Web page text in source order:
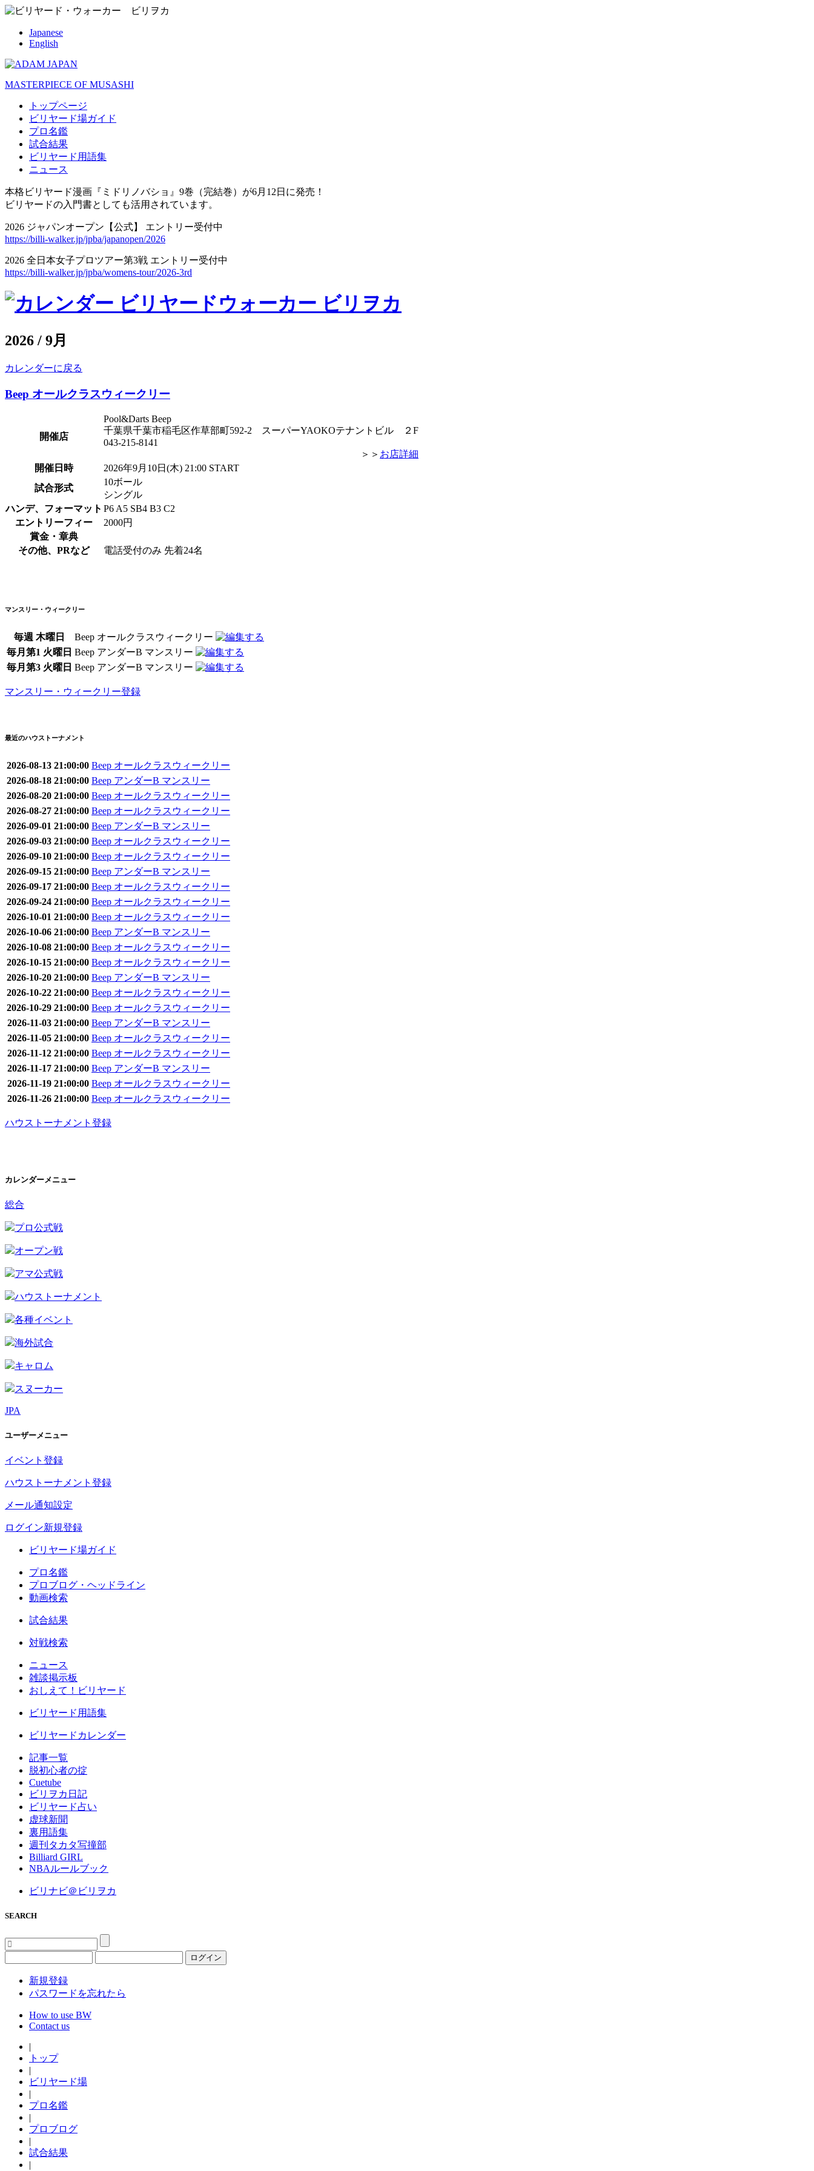
Japanese
English
MASTERPIECE OF MUSASHI
トップページ
ビリヤード場ガイド
プロ名鑑
試合結果
ビリヤード用語集
ニュース
本格ビリヤード漫画『ミドリノバショ』9巻（完結巻）が6月12日に発売！
ビリヤードの入門書としても活用されています。
2026 ジャパンオープン【公式】 エントリー受付中
https://billi-walker.jp/jpba/japanopen/2026
2026 全日本女子プロツアー第3戦 エントリー受付中
https://billi-walker.jp/jpba/womens-tour/2026-3rd
2026 / 9月
カレンダーに戻る
Beep オールクラスウィークリー
開催店
Pool&Darts Beep
千葉県千葉市稲毛区作草部町592-2 スーパーYAOKOテナントビル ２F
043-215-8141
＞＞ お店詳細
開催日時
2026年9月10日(木) 21:00 START
試合形式
10ボール
シングル
ハンデ、フォーマット P6 A5 SB4 B3 C2
エントリーフィー
2000円
賞金・章典
その他、PRなど
電話受付のみ 先着24名
マンスリー・ウィークリー
毎週 木曜日
Beep オールクラスウィークリー
毎月第1 火曜日 Beep アンダーB マンスリー
毎月第3 火曜日 Beep アンダーB マンスリー
マンスリー・ウィークリー登録
最近のハウストーナメント
2026-08-13 21:00:00 Beep オールクラスウィークリー
2026-08-18 21:00:00 Beep アンダーB マンスリー
2026-08-20 21:00:00 Beep オールクラスウィークリー
2026-08-27 21:00:00 Beep オールクラスウィークリー
2026-09-01 21:00:00 Beep アンダーB マンスリー
2026-09-03 21:00:00 Beep オールクラスウィークリー
2026-09-10 21:00:00 Beep オールクラスウィークリー
2026-09-15 21:00:00 Beep アンダーB マンスリー
2026-09-17 21:00:00 Beep オールクラスウィークリー
2026-09-24 21:00:00 Beep オールクラスウィークリー
2026-10-01 21:00:00 Beep オールクラスウィークリー
2026-10-06 21:00:00 Beep アンダーB マンスリー
2026-10-08 21:00:00 Beep オールクラスウィークリー
2026-10-15 21:00:00 Beep オールクラスウィークリー
2026-10-20 21:00:00 Beep アンダーB マンスリー
2026-10-22 21:00:00 Beep オールクラスウィークリー
2026-10-29 21:00:00 Beep オールクラスウィークリー
2026-11-03 21:00:00 Beep アンダーB マンスリー
2026-11-05 21:00:00 Beep オールクラスウィークリー
2026-11-12 21:00:00 Beep オールクラスウィークリー
2026-11-17 21:00:00 Beep アンダーB マンスリー
2026-11-19 21:00:00 Beep オールクラスウィークリー
2026-11-26 21:00:00 Beep オールクラスウィークリー
ハウストーナメント登録
カレンダーメニュー
総合
プロ公式戦
オープン戦
アマ公式戦
ハウストーナメント
各種イベント
海外試合
キャロム
スヌーカー
JPA
ユーザーメニュー
イベント登録
ハウストーナメント登録
メール通知設定
ログイン新規登録
ビリヤード場ガイド
プロ名鑑
プロブログ・ヘッドライン
動画検索
試合結果
対戦検索
ニュース
雑談掲示板
おしえて！ビリヤード
ビリヤード用語集
ビリヤードカレンダー
記事一覧
脱初心者の掟
Cuetube
ビリヲカ日記
ビリヤード占い
虚球新聞
裏用語集
週刊タカタ写撞部
Billiard GIRL
NBAルールブック
ビリナビ＠ビリヲカ
SEARCH
ログイン
新規登録
パスワードを忘れたら
How to use BW
Contact us
|
トップ
|
ビリヤード場
|
プロ名鑑
|
プロブログ
|
試合結果
|